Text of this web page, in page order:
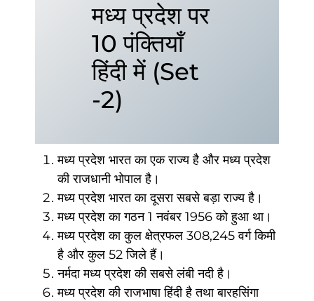
मध्य प्रदेश पर
10 पंक्तियाँ
हिंदी में (Set
-2)
मध्य प्रदेश भारत का एक राज्य है और मध्य प्रदेश
की राजधानी भोपाल है।
मध्य प्रदेश भारत का दूसरा सबसे बड़ा राज्य है।
मध्य प्रदेश का गठन 1 नवंबर 1956 को हुआ था।
मध्य प्रदेश का कुल क्षेत्रफल 308,245 वर्ग किमी
है और कुल 52 जिले हैं।
नर्मदा मध्य प्रदेश की सबसे लंबी नदी है।
मध्य प्रदेश की राजभाषा हिंदी है तथा बारहसिंगा